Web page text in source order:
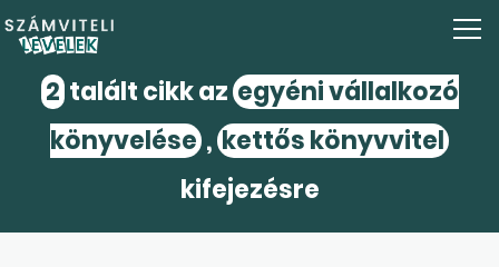
2talált cikk az egyéni vállalkozó
könyvelése , kettős könyvvitel
kifejezésre